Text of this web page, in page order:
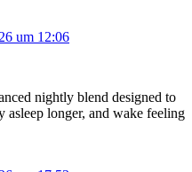
um 12:06
nightly blend designed to
longer, and wake feeling